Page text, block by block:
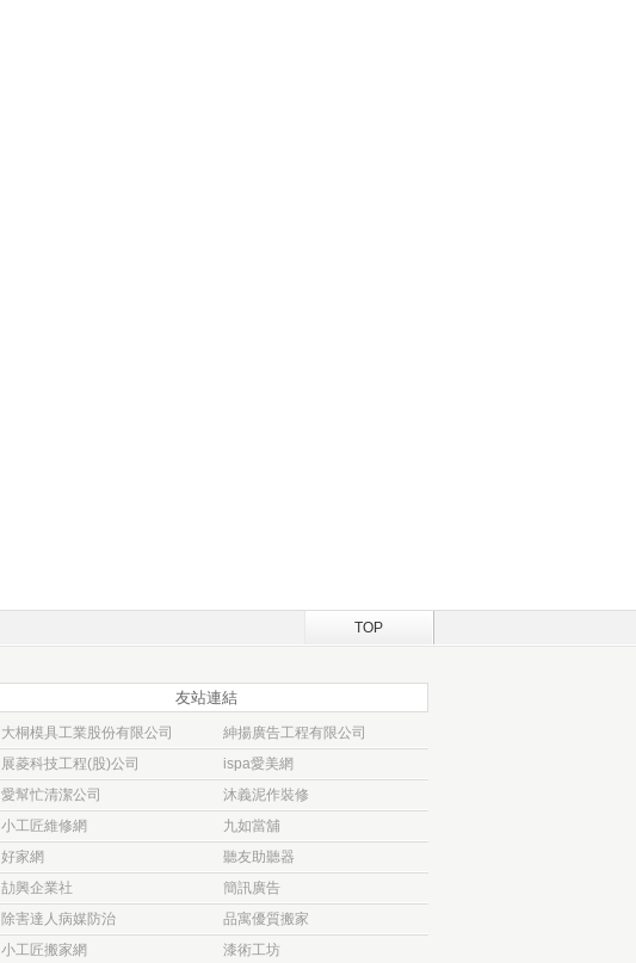
TOP
友站連結
大桐模具工業股份有限公司
紳揚廣告工程有限公司
展菱科技工程(股)公司
ispa愛美網
愛幫忙清潔公司
沐義泥作裝修
小工匠維修網
九如當舖
好家網
聽友助聽器
劼興企業社
簡訊廣告
除害達人病媒防治
品寓優質搬家
小工匠搬家網
漆術工坊